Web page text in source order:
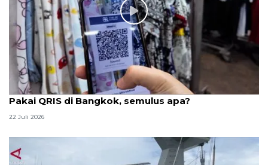
Pakai QRIS di Bangkok, semulus apa?
22 Juli 2026